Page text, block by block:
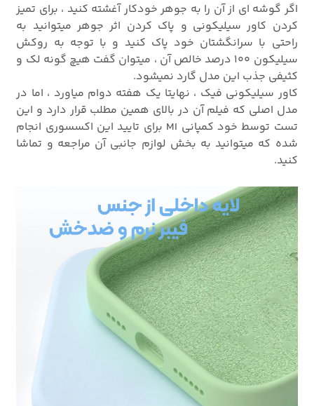
اگر گوشه ای از آن را به جوهر خودکار آغشته کنید ، برای تمیز
کردن کاور سیلیکونی و پاک کردن اثر جوهر میتوانید به
راحتی با سرانگشتان خود پاک کنید و با توجه به روکش
سیلیکون 100 درصد خالص آن ، میتوان گفت هیچ گونه لک و
کثیفی جذب این مدل گارد نمیشود.
کاور سیلیکونی فیک ، نهایتا یک هفته دوام میاورد ، اما در
مدل اصلی که فیلم آن در بالای همین مطلب قرار دارد و این
تست توسط خود کمپانی MI برای تایید این اکسسوری انجام
شده که میتوانید به بخش لوازم جانبی آن مراجعه و تماشا
کنید.